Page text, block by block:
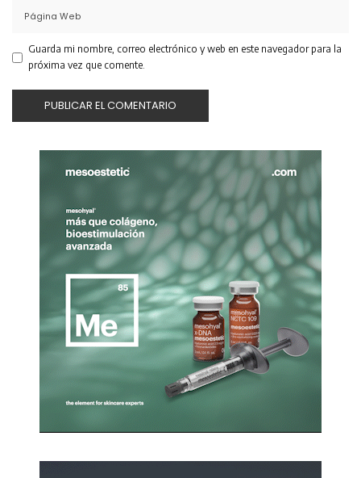
Guarda mi nombre, correo electrónico y web en este navegador para la
próxima vez que comente.